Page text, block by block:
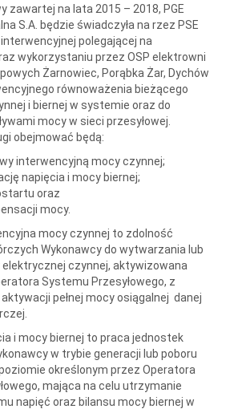
zawartej na lata 2015 – 2018, PGE
S.A. będzie świadczyła na rzez PSE
interwencyjnej polegającej na
wykorzystaniu przez OSP elektrowni
Żarnowiec, Porąbka Żar, Dychów
równoważenia bieżącego
i biernej w systemie oraz do
mocy w sieci przesyłowej.
obejmować będą:
interwencyjną mocy czynnej;
napięcia i mocy biernej;
oraz
mocy.
mocy czynnej to zdolność
Wykonawcy do wytwarzania lub
czynnej, aktywizowana
Systemu Przesyłowego, z
pełnej mocy osiągalnej danej
i mocy biernej to praca jednostek
w trybie generacji lub poboru
określonym przez Operatora
mająca na celu utrzymanie
napięć oraz bilansu mocy biernej w